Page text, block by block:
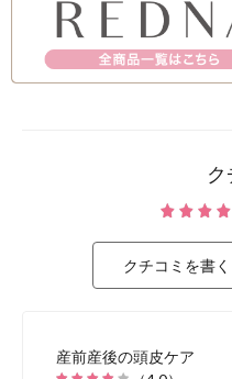
ク
クチコミを書
産前産後の頭皮ケア